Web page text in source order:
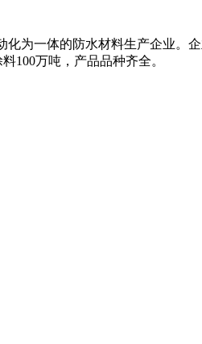
为一体的防水材料生产企业。
100万吨，产品品种齐全。